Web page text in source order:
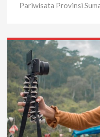
Pariwisata Provinsi